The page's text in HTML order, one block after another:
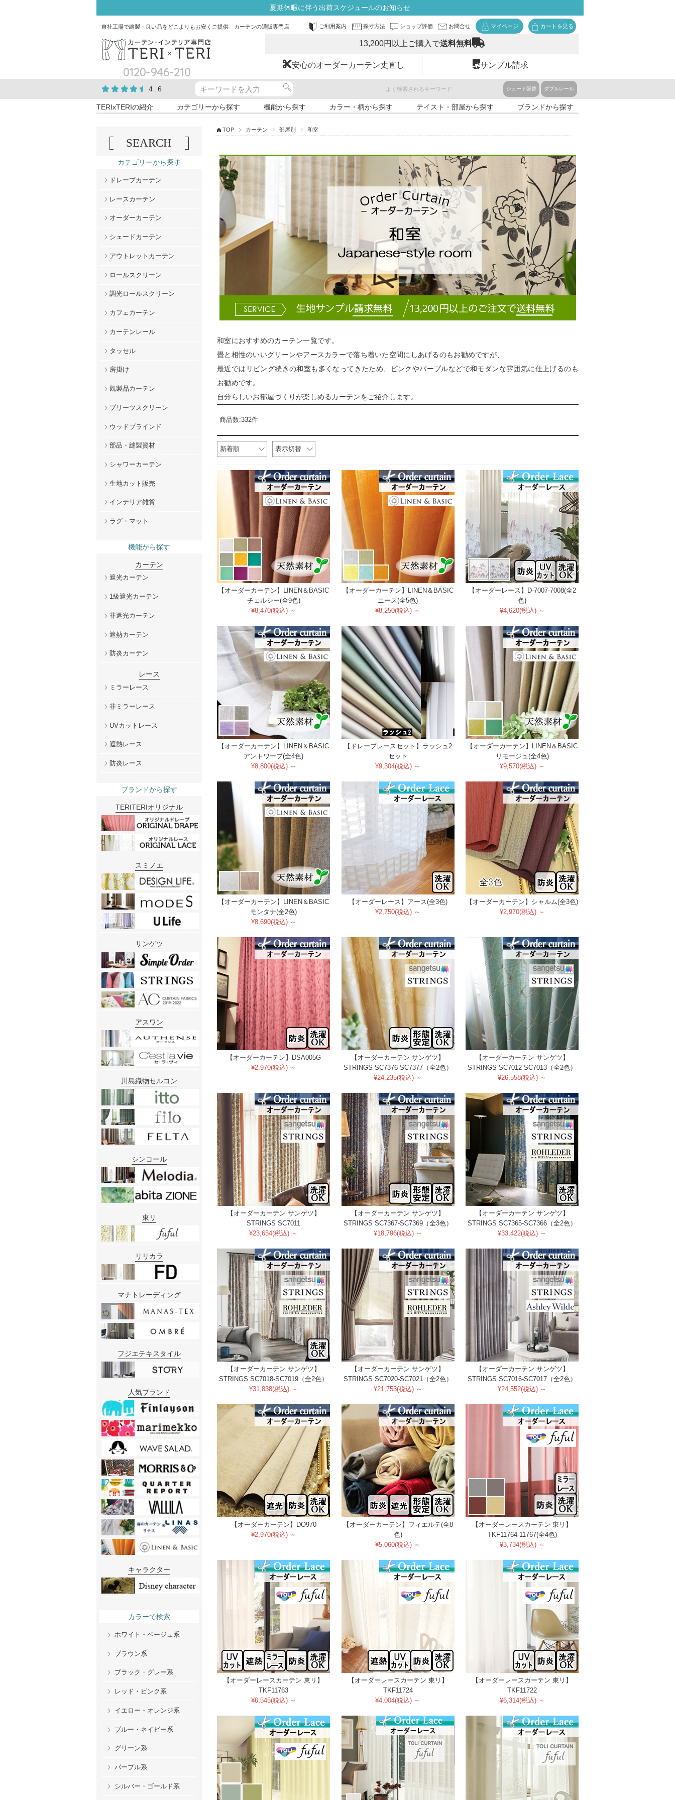
夏期休暇に伴う出荷スケジュールのお知らせ
自社工場で縫製・良い品をどこよりもお安くご提供 カーテンの通販専門店 ご利用案内 採寸方法 ショップ評価 お問合せ マイページ カートを見る
0120-946-210
13,200円以上ご購入で送料無料
安心のオーダーカーテン丈直し サンプル請求
4.6 よく検索されるキーワード シェード張替 ダブルレール
TERIxTERIの紹介 カテゴリーから探す 機能から探す カラー・柄から探す テイスト・部屋から探す ブランドから探す
TOP カーテン 部屋別 和室
和室におすすめのカーテン一覧です。
畳と相性のいいグリーンやアースカラーで落ち着いた空間にしあげるのもお勧めですが、
最近ではリビング続きの和室も多くなってきたため、ピンクやパープルなどで和モダンな雰囲気に仕上げるのも
お勧めです。
自分らしいお部屋づくりが楽しめるカーテンをご紹介します。
商品数:332件
新着順 表示切替
【オーダーカーテン】LINEN＆BASIC
チェルシー(全9色)
¥8,470(税込) ～
【オーダーカーテン】LINEN＆BASIC
ニース(全5色)
¥8,250(税込) ～
【オーダーレース】D-7007-7008(全2
色)
¥4,620(税込) ～
【オーダーカーテン】LINEN＆BASIC
アントワープ(全4色)
¥8,800(税込) ～
【ドレープレースセット】ラッシュ2
セット
¥9,304(税込) ～
【オーダーカーテン】LINEN＆BASIC
リモージュ(全4色)
¥9,570(税込) ～
【オーダーカーテン】LINEN＆BASIC
モンタナ(全2色)
¥8,690(税込) ～
【オーダーレース】アース(全3色)
¥2,750(税込) ～
【オーダーカーテン】シャルム(全3色)
¥2,970(税込) ～
【オーダーカーテン】DSA005G
¥2,970(税込) ～
【オーダーカーテン サンゲツ】
STRINGS SC7376-SC7377（全2色）
¥24,235(税込) ～
【オーダーカーテン サンゲツ】
STRINGS SC7012-SC7013（全2色）
¥26,558(税込) ～
【オーダーカーテン サンゲツ】
STRINGS SC7011
¥23,654(税込) ～
【オーダーカーテン サンゲツ】
STRINGS SC7367-SC7369（全3色）
¥18,796(税込) ～
【オーダーカーテン サンゲツ】
STRINGS SC7365-SC7366（全2色）
¥33,422(税込) ～
【オーダーカーテン サンゲツ】
STRINGS SC7018-SC7019（全2色）
¥31,838(税込) ～
【オーダーカーテン サンゲツ】
STRINGS SC7020-SC7021（全2色）
¥21,753(税込) ～
【オーダーカーテン サンゲツ】
STRINGS SC7016-SC7017（全2色）
¥24,552(税込) ～
【オーダーカーテン】DO970
¥2,970(税込) ～
【オーダーカーテン】フィエルテ(全8
色)
¥5,060(税込) ～
【オーダーレースカーテン 東リ】
TKF11764-11767(全4色)
¥3,734(税込) ～
【オーダーレースカーテン 東リ】
TKF11763
¥6,545(税込) ～
【オーダーレースカーテン 東リ】
TKF11724
¥4,004(税込) ～
【オーダーレースカーテン 東リ】
TKF11722
¥6,314(税込) ～
SEARCH
カテゴリーから探す
ドレープカーテン
レースカーテン
オーダーカーテン
シェードカーテン
アウトレットカーテン
ロールスクリーン
調光ロールスクリーン
カフェカーテン
カーテンレール
タッセル
房掛け
既製品カーテン
プリーツスクリーン
ウッドブラインド
部品・縫製資材
シャワーカーテン
生地カット販売
インテリア雑貨
ラグ・マット
機能から探す
カーテン
遮光カーテン
1級遮光カーテン
非遮光カーテン
遮熱カーテン
防炎カーテン
レース
ミラーレース
非ミラーレース
UVカットレース
遮熱レース
防炎レース
ブランドから探す
TERITERIオリジナル
スミノエ
サンゲツ
アスワン
川島織物セルコン
シンコール
東リ
リリカラ
マナトレーディング
フジエテキスタイル
人気ブランド
キャラクター
カラーで検索
ホワイト・ベージュ系
ブラウン系
ブラック・グレー系
レッド・ピンク系
イエロー・オレンジ系
ブルー・ネイビー系
グリーン系
パープル系
シルバー・ゴールド系